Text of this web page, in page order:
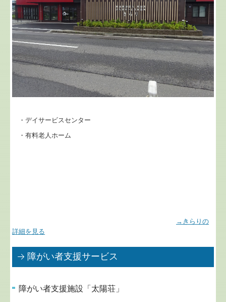
・デイサービスセンター
・有料老人ホーム
→きらりの
詳細を見る
障がい者支援サービス
障がい者支援施設「太陽荘」